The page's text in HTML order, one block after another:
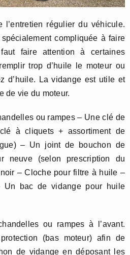
l’entretien régulier du véhicule.
compliquée à faire
faire attention à certaines
trop d’huile le moteur ou
d’huile. La vidange est utile et
de vie du moteur.
ou rampes – Une clé de
à cliquets + assortiment de
– Un joint de bouchon de
neuve (selon prescription du
– Cloche pour filtre à huile –
bac de vidange pour huile
ou rampes à l’avant.
(bas moteur) afin de
de vidange en déposant les